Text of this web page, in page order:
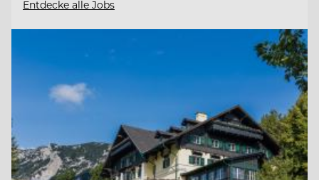
Entdecke alle Jobs